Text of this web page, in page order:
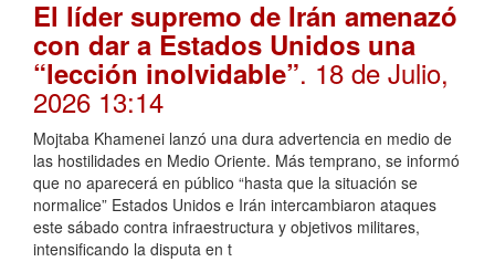
El líder supremo de Irán amenazó
con dar a Estados Unidos una
“lección inolvidable”. 18 de Julio,
2026 13:14
Mojtaba Khamenei lanzó una dura advertencia en medio de
las hostilidades en Medio Oriente. Más temprano, se informó
que no aparecerá en público “hasta que la situación se
normalice” Estados Unidos e Irán intercambiaron ataques
este sábado contra infraestructura y objetivos militares,
intensificando la disputa en t